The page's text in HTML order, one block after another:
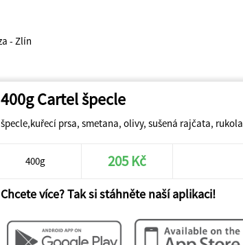
400g Cartel špecle
špecle,kuřecí prsa, smetana, olivy, sušená rajčata, rukola
400g 205 Kč
Chcete více? Tak si stáhněte naší aplikaci!